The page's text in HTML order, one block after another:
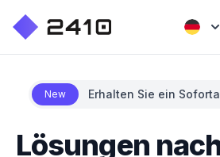
New Erhalten Sie ein
Lösungen